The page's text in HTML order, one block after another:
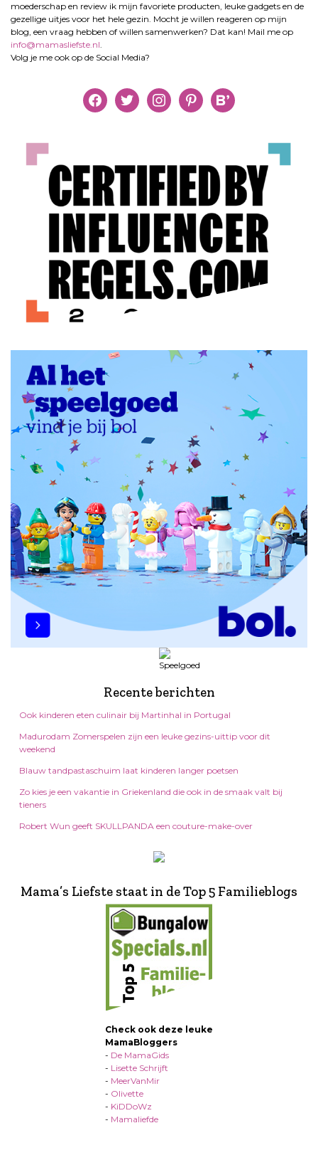
moederschap en review ik mijn favoriete producten, leuke gadgets en de
gezellige uitjes voor het hele gezin. Mocht je willen reageren op mijn
blog, een vraag hebben of willen samenwerken? Dat kan! Mail me op
info@mamasliefste.nl.
Volg je me ook op de Social Media?
facebooktwitter instagrampinterestbloglovin
Recente berichten
Ook kinderen eten culinair bij Martinhal in Portugal
Madurodam Zomerspelen zijn een leuke gezins-uittip voor dit
weekend
Blauw tandpastaschuim laat kinderen langer poetsen
Zo kies je een vakantie in Griekenland die ook in de smaak valt bij
tieners
Robert Wun geeft SKULLPANDA een couture-make-over
Mama’s Liefste staat in de Top 5 Familieblogs
Check ook deze leuke
MamaBloggers
- De MamaGids
- Lisette Schrijft
- MeerVanMir
- Olivette
- KiDDoWz
- Mamaliefde